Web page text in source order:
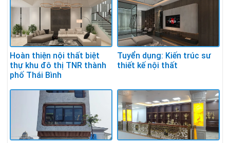
Hoàn thiện nội thất biệt
thự khu đô thị TNR thành
phố Thái Bình
Tuyển dụng: Kiến trúc sư
thiết kế nội thất